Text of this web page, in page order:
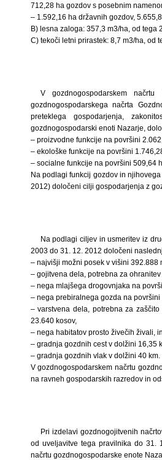
712,28 ha gozdov s posebnim
– 1.592,16 ha državnih gozdov,
B) lesna zaloga: 357,3 m3/ha, od tega
C) tekoči letni prirastek: 8,7 m3/ha, od
V gozdnogospodarskem
gozdnogospodarskega načrta
preteklega gospodarjenja,
gozdnogospodarski enoti Nazarje,
– proizvodne funkcije na površini
– ekološke funkcije na površini
– socialne funkcije na površini 509,64
Na podlagi funkcij gozdov in
2012) določeni cilji gospodarjenja z
Na podlagi ciljev in usmeritev iz
2003 do 31. 12. 2012 določeni
– najvišji možni posek v višini 392.888
– gojitvena dela, potrebna za
– nega mlajšega drogovnjaka na
– nega prebiralnega gozda na površini
– varstvena dela, potrebna za
23.640 kosov,
– nega habitatov prosto živečih živali,
– gradnja gozdnih cest v dolžini 16,35
– gradnja gozdnih vlak v dolžini 40 km.
V gozdnogospodarskem načrtu
na ravneh gospodarskih razredov in
Pri izdelavi gozdnogojitvenih
od uveljavitve tega pravilnika do 31.
načrtu gozdnogospodarske enote